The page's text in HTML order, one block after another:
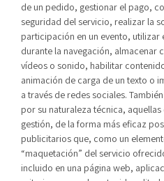
de un pedido, gestionar el pago,
seguridad del servicio, realizar la
participación en un evento, utilizar
durante la navegación, almacenar
vídeos o sonido, habilitar
animación de carga de un texto o
a través de redes sociales.
por su naturaleza técnica,
gestión, de la forma más eficaz
publicitarios que, como un
“maquetación” del servicio
incluido en una página web,